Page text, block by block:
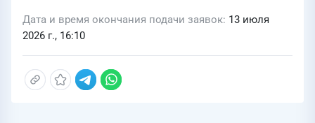
Дата и время окончания подачи заявок 13 июля
2026 г., 16:10